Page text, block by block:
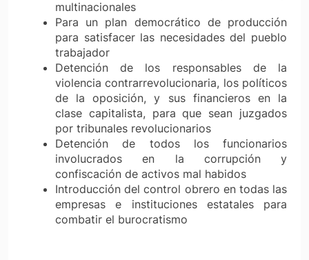
multinacionales
Para un plan democrático de producción
para satisfacer las necesidades del pueblo
trabajador
Detención de los responsables de la
violencia contrarrevolucionaria, los políticos
de la oposición, y sus financieros en la
clase capitalista, para que sean juzgados
por tribunales revolucionarios
Detención de todos los funcionarios
involucrados en la corrupción y
confiscación de activos mal habidos
Introducción del control obrero en todas las
empresas e instituciones estatales para
combatir el burocratismo